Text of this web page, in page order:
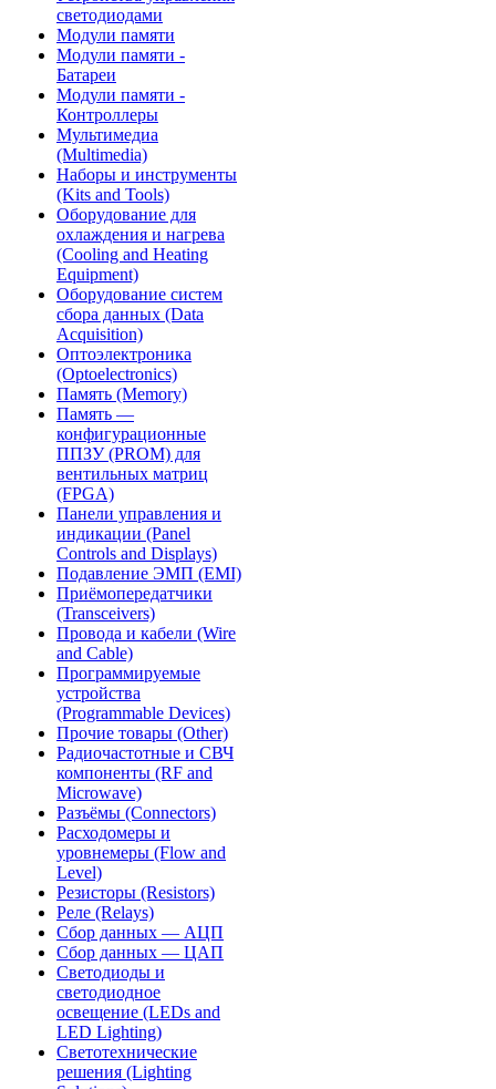
светодиодами
Модули памяти
Модули памяти -
Батареи
Модули памяти -
Контроллеры
Мультимедиа
(Multimedia)
Наборы и инструменты
(Kits and Tools)
Оборудование для
охлаждения и нагрева
(Cooling and Heating
Equipment)
Оборудование систем
сбора данных (Data
Acquisition)
Оптоэлектроника
(Optoelectronics)
Память (Memory)
Память —
конфигурационные
ППЗУ (PROM) для
вентильных матриц
(FPGA)
Панели управления и
индикации (Panel
Controls and Displays)
Подавление ЭМП (EMI)
Приёмопередатчики
(Transceivers)
Провода и кабели (Wire
and Cable)
Программируемые
устройства
(Programmable Devices)
Прочие товары (Other)
Радиочастотные и СВЧ
компоненты (RF and
Microwave)
Разъёмы (Connectors)
Расходомеры и
уровнемеры (Flow and
Level)
Резисторы (Resistors)
Реле (Relays)
Сбор данных — АЦП
Сбор данных — ЦАП
Светодиоды и
светодиодное
освещение (LEDs and
LED Lighting)
Светотехнические
решения (Lighting